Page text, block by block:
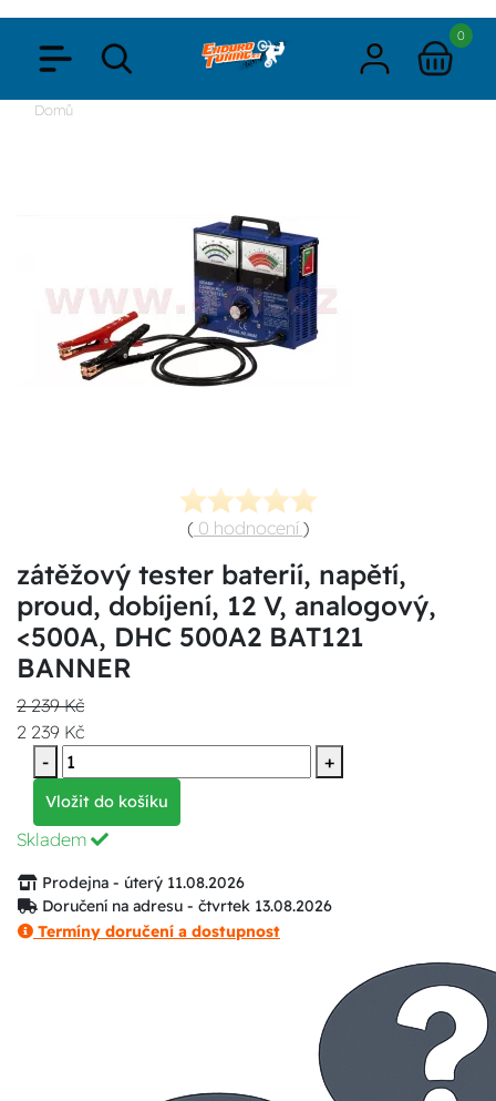
0
Domů
( 0 hodnocení )
zátěžový tester baterií, napětí,
proud, dobíjení, 12 V, analogový,
<500A, DHC 500A2 BAT121
BANNER
2 239 Kč
2 239 Kč
-
+
Vložit do košíku
Skladem
Prodejna - úterý 11.08.2026
Doručení na adresu - čtvrtek 13.08.2026
Termíny doručení a dostupnost